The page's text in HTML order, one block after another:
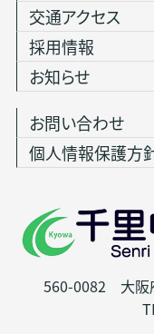
560-0082 大阪
交通アクセス
採用情報
お知らせ
お問い合わせ
個人情報保護方